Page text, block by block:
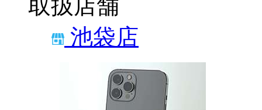
取扱店舗
池袋店